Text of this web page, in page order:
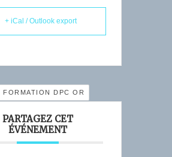
+ iCal / Outlook export
FORMATION DPC OR
PARTAGEZ CET
ÉVÉNEMENT